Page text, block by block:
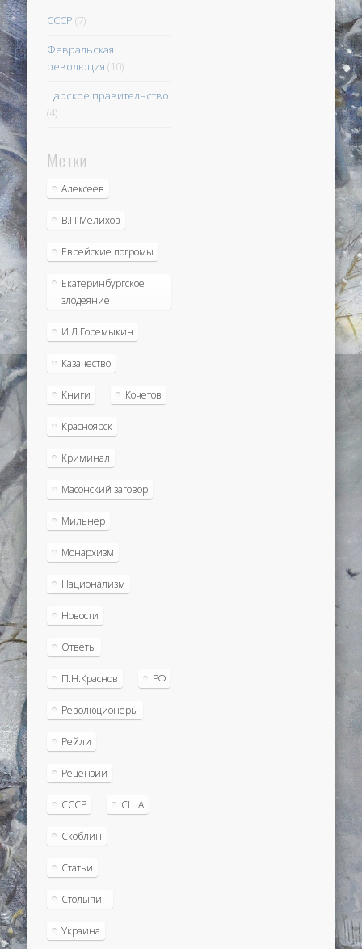
СССР (7)
Февральская
революция (10)
Царское правительство
(4)
Метки
Алексеев
В.П.Мелихов
Еврейские погромы
Екатеринбургское
злодеяние
И.Л.Горемыкин
Казачество
Книги Кочетов
Красноярск
Криминал
Масонский заговор
Мильнер
Монархизм
Национализм
Новости
Ответы
П.Н.Краснов РФ
Революционеры
Рейли
Рецензии
СССР США
Скоблин
Статьи
Столыпин
Украина